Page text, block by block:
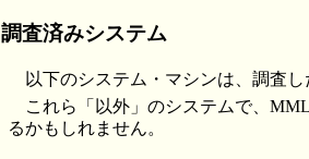
調査済みシステム
以下のシステム・マシンは、調査
これら「以外」のシステムで、
るかもしれません。